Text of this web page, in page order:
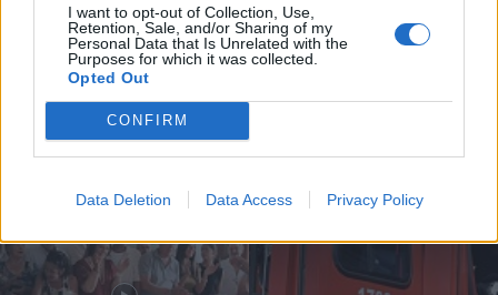
I want to opt-out of Collection, Use,
Retention, Sale, and/or Sharing of my
Personal Data that Is Unrelated with the
Purposes for which it was collected.
Opted Out
CONFIRM
Data Deletion Data Access Privacy Policy
7 de Agosto, 2026
Siga-nos no Instagram@noticiasdevilareal